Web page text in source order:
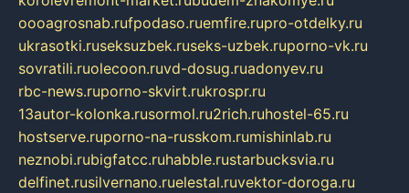
oooagrosnab.rufpodaso.ruemfire.rupro-otdelky.ru
ukrasotki.ruseksuzbek.ruseks-uzbek.ruporno-vk.ru
sovratili.ruolecoon.ruvd-dosug.ruadonyev.ru
rbc-news.ruporno-skvirt.rukrospr.ru
13autor-kolonka.rusormol.ru2rich.ruhostel-65.ru
hostserve.ruporno-na-russkom.rumishinlab.ru
neznobi.rubigfatcc.ruhabble.rustarbucksvia.ru
delfinet.rusilvernano.ruelestal.ruvektor-doroga.ru